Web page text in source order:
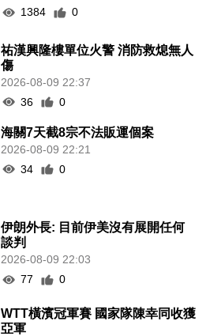
1384
0
祐漢興隆樓單位火警 消防救熄無人
傷
2026-08-09 22:37
36
0
海關7天截8宗不法販運個案
2026-08-09 22:21
34
0
伊朗外長: 目前伊美沒有展開任何
談判
2026-08-09 22:03
77
0
WTT橫濱冠軍賽 國家隊陳幸同收獲
亞軍